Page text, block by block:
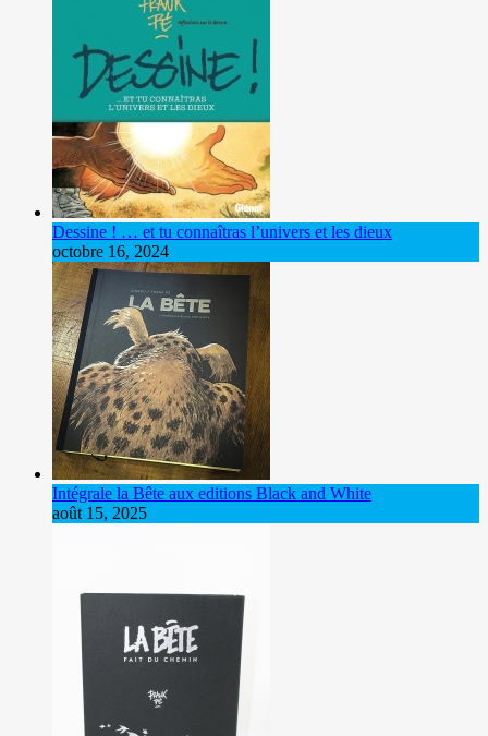
Dessine ! … et tu connaîtras l’univers et les dieux
octobre 16, 2024
Intégrale la Bête aux editions Black and White
août 15, 2025